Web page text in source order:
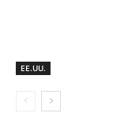
EE.UU.